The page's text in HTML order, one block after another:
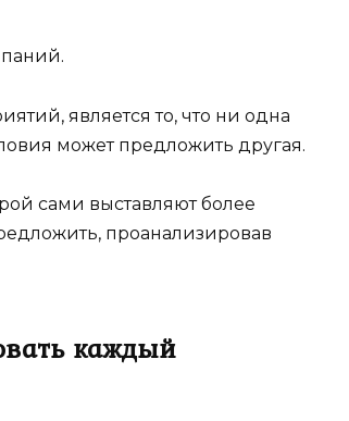
является то, что ни одна
может предложить другая.
сами выставляют более
проанализировав
каждый